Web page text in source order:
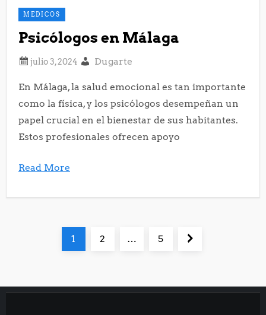
MEDICOS
Psicólogos en Málaga
Dugarte
En Málaga, la salud emocional es tan importante
como la física, y los psicólogos desempeñan un
papel crucial en el bienestar de sus habitantes.
Estos profesionales ofrecen apoyo
Read More
g
Página
1 Página
2 … Página
5 Página